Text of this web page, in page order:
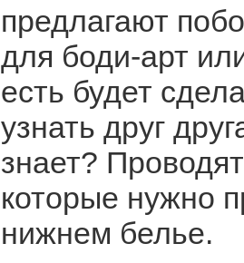
предлагают
для боди-арт
есть будет
узнать друг
знает?
которые нужно
нижнем белье.